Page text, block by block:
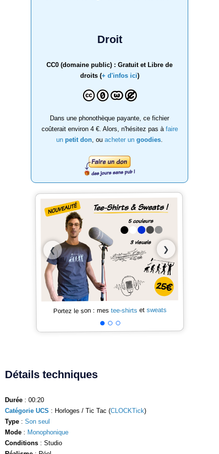
Droit
CC0 (domaine public) : Gratuit et Libre de
droits (+ d'infos ici)
Dans une phonothèque payante, ce fichier
coûterait environ 4 €. Alors, n'hésitez pas à faire
un petit don , ou acheter un goodies
❮ ❯
Portez le son : mes tee-shirts et sweats
Détails techniques
Durée : 00:20
Catégorie UCS : Horloges / Tic Tac (CLOCKTick)
Type : Son seul
Mode : Monophonique
Conditions : Studio